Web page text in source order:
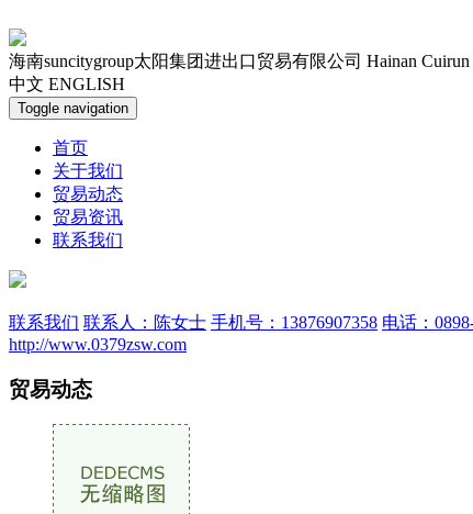
海南suncitygroup太阳集团进出口贸易有限公司 Hainan
中文 ENGLISH
Toggle navigation
首页
关于我们
贸易动态
贸易资讯
联系我们
联系我们 联系人：陈女士 手机号：13876907358 电话：
http://www.0379zsw.com
贸易动态